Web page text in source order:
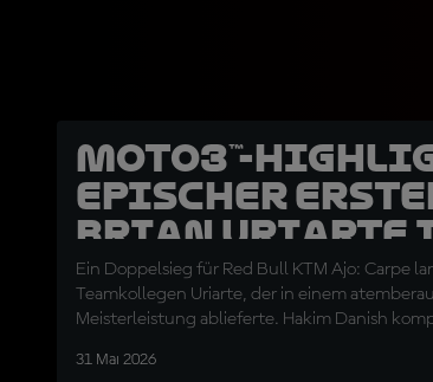
Moto3™-
epischer
Brian Uriarte
Ein Doppelsieg für Red Bull KTM Ajo: Carpe
Teamkollegen Uriarte, der in einem
Meisterleistung ablieferte. Hakim Danish
31 Mai 2026